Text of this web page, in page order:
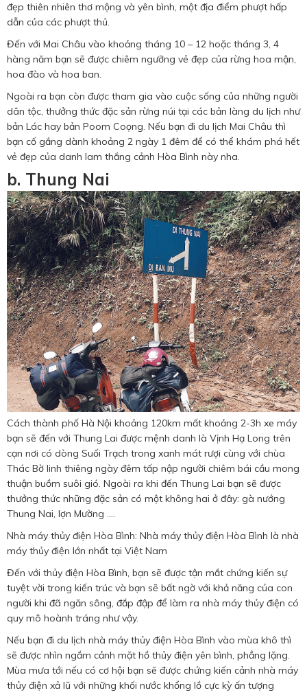
đẹp thiên nhiên thơ mộng và yên bình, một địa điểm phượt hấp
dẫn của các phượt thủ.
Đến với Mai Châu vào khoảng tháng 10 – 12 hoặc tháng 3, 4
hàng năm bạn sẽ được chiêm ngưỡng vẻ đẹp của rừng hoa mận,
hoa đào và hoa ban.
Ngoài ra bạn còn được tham gia vào cuộc sống của những người
dân tộc, thưởng thức đặc sản rừng núi tại các bản làng du lịch như
bản Lác hay bản Poom Coọng. Nếu bạn đi du lịch Mai Châu thì
bạn cố gắng dành khoảng 2 ngày 1 đêm để có thể khám phá hết
vẻ đẹp của danh lam thắng cảnh Hòa Bình này nha.
b. Thung Nai
Cách thành phố Hà Nội khoảng 120km mất khoảng 2-3h xe máy
bạn sẽ đến với Thung Lai được mệnh danh là Vịnh Hạ Long trên
cạn nơi có dòng Suối Trạch trong xanh mát rượi cùng với chùa
Thác Bờ linh thiêng ngày đêm tấp nập người chiêm bái cầu mong
thuận buồm suôi gió. Ngoài ra khi đến Thung Lai bạn sẽ được
thưởng thức những đặc sản có một không hai ở đây: gà nướng
Thung Nai, lợn Mường ....
Nhà máy thủy điện Hòa Bình: Nhà máy thủy điện Hòa Bình là nhà
máy thủy điện lớn nhất tại Việt Nam
Đến với thủy điện Hòa Bình, bạn sẽ được tận mắt chứng kiến sự
tuyệt vời trong kiến trúc và bạn sẽ bất ngờ với khả năng của con
người khi đã ngăn sông, đắp đập để làm ra nhà máy thủy điện có
quy mô hoành tráng như vậy.
Nếu bạn đi du lịch nhà máy thủy điện Hòa Bình vào mùa khô thì
sẽ được nhìn ngắm cảnh mặt hồ thủy điện yên bình, phẳng lặng.
Mùa mưa tới nếu có cơ hội bạn sẽ được chứng kiến cảnh nhà máy
thủy điện xả lũ với những khối nước khổng lồ cực kỳ ấn tượng